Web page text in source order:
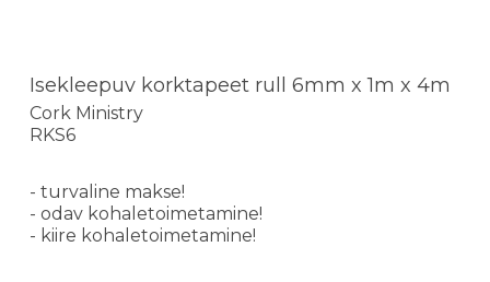
Isekleepuv korktapeet rull 6mm x 1m x 4m
Cork Ministry
RKS6
- turvaline makse!
- odav kohaletoimetamine!
- kiire kohaletoimetamine!